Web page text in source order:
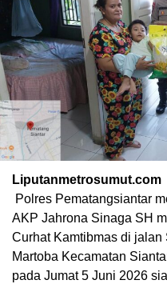
Polres Pematangsiantar
AKP Jahrona Sinaga SH
Curhat Kamtibmas di
Martoba Kecamatan
pada Jumat 5 Juni 2026